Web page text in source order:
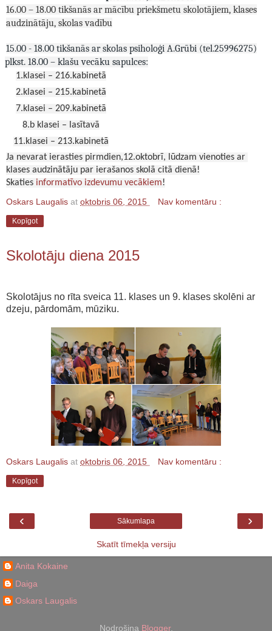
16.00 – 18.00 tikšanās ar mācību priekšmetu skolotājiem, klases
audzinātāju, skolas vadību
15.00 - 18.00 tikšanās ar skolas psiholoģi A.Grūbi (tel.25996275)
plkst. 18.00 – klašu vecāku sapulces:
1.klasei – 216.kabinetā
2.klasei – 215.kabinetā
7.klasei – 209.kabinetā
8.b klasei – lasītavā
11.klasei – 213.kabinetā
Ja nevarat ierasties pirmdien,12.oktobrī, lūdzam vienoties ar
klases audzinātāju par ierašanos skolā citā dienā!
Skaties informatīvo izdevumu vecākiem!
Oskars Laugalis at oktobris 06, 2015 Nav komentāru :
Kopīgot
Skolotāju diena 2015
Skolotājus no rīta sveica 11. klases un 9. klases skolēni ar
dzeju, pārdomām, mūziku.
Oskars Laugalis at oktobris 06, 2015 Nav komentāru :
Kopīgot
‹ ›
Sākumlapa
Skatīt tīmekļa versiju
Anita Kokaine
Daiga
Oskars Laugalis
Nodrošina Blogger.